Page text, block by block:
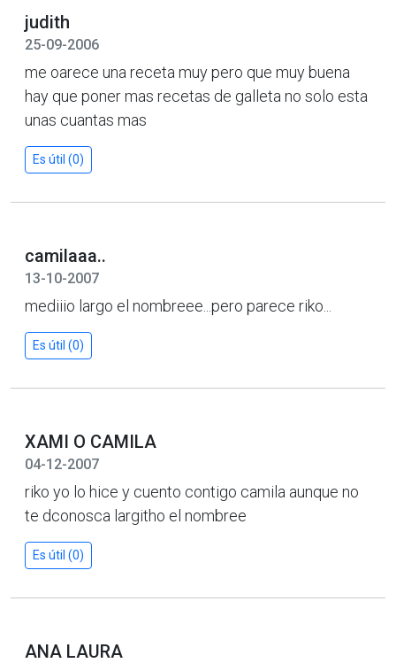
judith
25-09-2006
me oarece una receta muy pero que muy buena
hay que poner mas recetas de galleta no solo esta
unas cuantas mas
Es útil (0)
camilaaa..
13-10-2007
mediiio largo el nombreee...pero parece riko...
Es útil (0)
XAMI O CAMILA
04-12-2007
riko yo lo hice y cuento contigo camila aunque no
te dconosca largitho el nombree
Es útil (0)
ANA LAURA